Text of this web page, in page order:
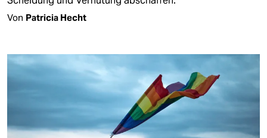
Von Patricia Hecht